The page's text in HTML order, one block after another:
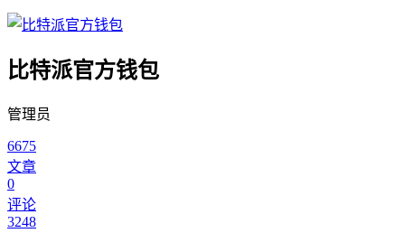
比特派官方钱包
管理员
6675
文章
0
评论
3248